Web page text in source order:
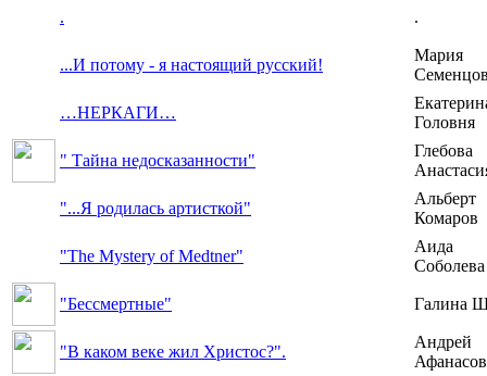
. .
...И потому - я настоящий русский!
Мария
…НЕРКАГИ…
Головня
" Тайна недосказанности"
Глебова
"...Я родилась артисткой"
Альберт
Комаров
"The Mystery of Medtner"
Аида
Соболева
"Бессмертные" Галина
"В каком веке жил Христос?".
Андрей
Афанасов